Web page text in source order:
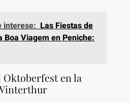
interese: Las Fiestas de
Boa Viagem en Peniche:
en la